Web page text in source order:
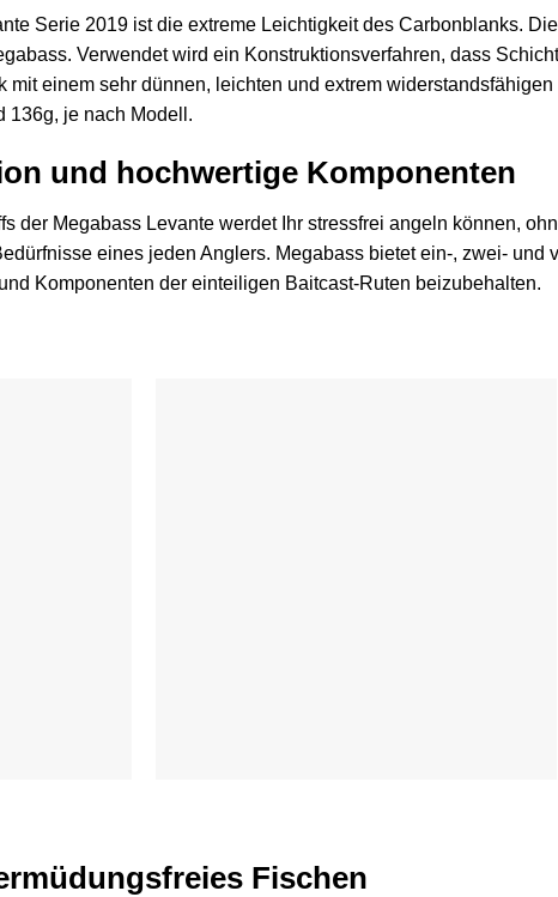
Serie 2019 ist die extreme Leichtigkeit des Carbonblanks.
Verwendet wird ein Konstruktionsverfahren, dass
einem sehr dünnen, leichten und extrem
136g, je nach Modell.
und hochwertige Komponenten
der Megabass Levante werdet Ihr stressfrei angeln können,
eines jeden Anglers. Megabass bietet ein-, zwei- und
Komponenten der einteiligen Baitcast-Ruten beizubehalten.
Fischen